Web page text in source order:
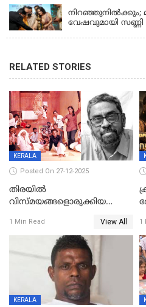
നിറഞ്ഞുനിൽക്കും;
വേഷവുമായി
RELATED STORIES
KERALA
Posted On 27-12-2025
തിരയിൽ
വിസ്മയങ്ങളൊരുക്കിയ
ശേഖര്‍ അന്തരിച്ചു
1 Min Read View All 1
KERALA